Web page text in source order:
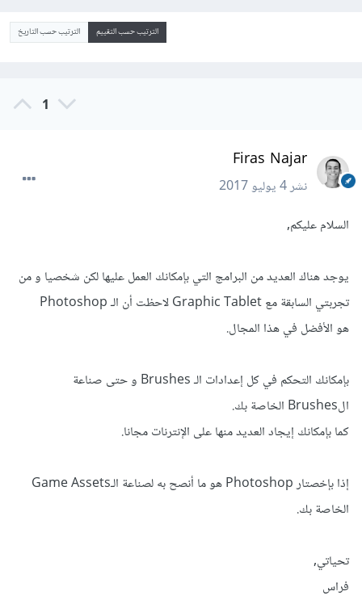
الترتيب حسب التقييم الترتيب حسب التاريخ
1
Firas Najar
نشر4 يوليو 2017
السلام عليكم,
يوجد هناك العديد من البرامج التي بإمكانك العمل عليها لكن شخصيا و من
تجربتي السابقة مع Graphic Tablet لاحظت أن الـ Photoshop
هو الأفضل في هذا المجال.
بإمكانك التحكم في كل إعدادات الـ Brushes و حتى صناعة
الBrushes الخاصة بك.
كما بإمكانك إيجاد العديد منها على الإنترنات مجانا.
إذا بإخصتار Photoshop هو ما أنصح به لصناعة الـGame Assets
الخاصة بك.
تحياتي,
فراس